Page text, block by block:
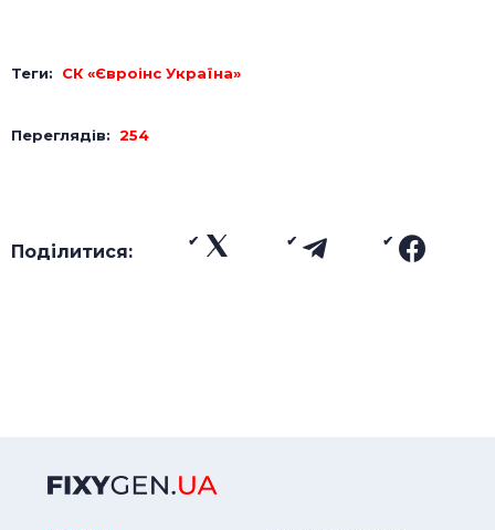
Теги: СК «Євроінс Україна»
Переглядів: 254
Поділитися: